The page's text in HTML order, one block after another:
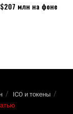
$207 млн на фоне
ICO и токены